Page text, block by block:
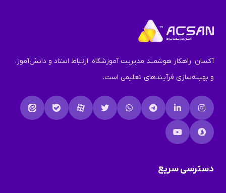
آکسان، راهکار هوشمند مدیریت آموزشگاه، ارتباط استاد و دانش‌آموز،
و بهینه‌سازی فرآیندهای تعلیمی است.
دسترسی سریع